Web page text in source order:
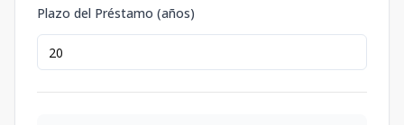
Plazo del Préstamo (años)